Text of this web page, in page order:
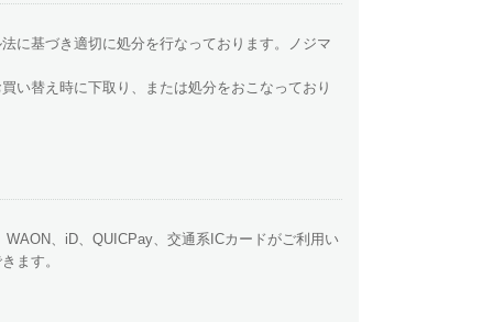
に基づき適切に処分を行なっております。ノジマ
い替え時に下取り、または処分をおこなっており
、iD、QUICPay、交通系ICカードがご利用い
ます。